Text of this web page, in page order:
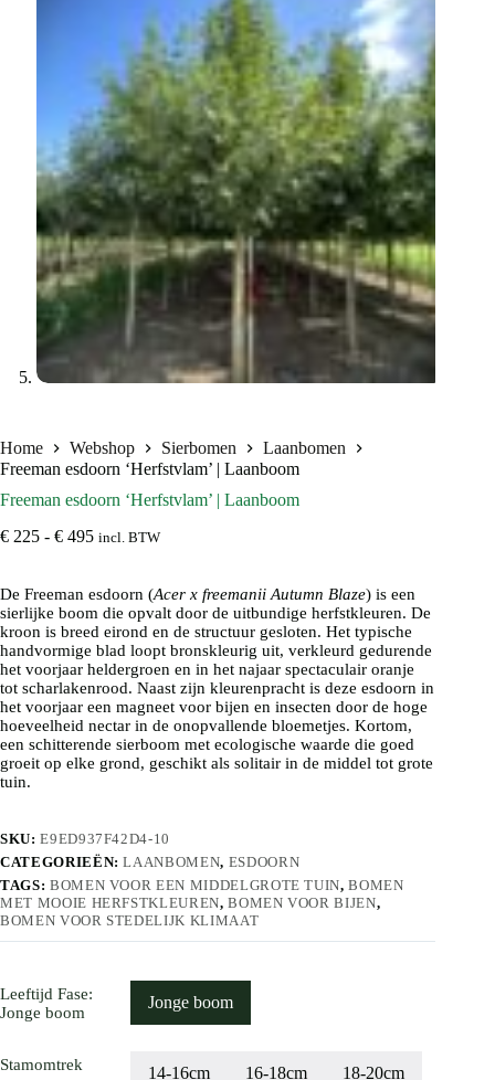
Home Webshop Sierbomen
Laanbomen
Freeman esdoorn ‘Herfstvlam’ | Laanboom
Freeman esdoorn ‘Herfstvlam’ | Laanboom
€ 225 - € 495Prijsklasse:
€ 495
incl. BTW
De Freeman esdoorn (Acer x freemanii Autumn Blaze) is een
sierlijke boom die opvalt door de uitbundige herfstkleuren. De
kroon is breed eirond en de structuur gesloten. Het typische
handvormige blad loopt bronskleurig uit, verkleurd gedurende
het voorjaar heldergroen en in het najaar spectaculair oranje
tot scharlakenrood. Naast zijn kleurenpracht is deze esdoorn in
het voorjaar een magneet voor bijen en insecten door de hoge
hoeveelheid nectar in de onopvallende bloemetjes. Kortom,
een schitterende sierboom met ecologische waarde die goed
groeit op elke grond, geschikt als solitair in de middel tot grote
tuin.
SKU:E9ED937F42D4-10
CATEGORIEËN:LAANBOMEN, ESDOORN
TAGS: BOMEN VOOR EEN MIDDELGROTE TUIN,BOMEN
MET MOOIE HERFSTKLEUREN,BOMEN VOOR BIJEN,
BOMEN VOOR STEDELIJK KLIMAAT
Leeftijd Fase:
Jonge boom
Jonge boom
Stamomtrek 14-16cm 16-18cm 18-20cm